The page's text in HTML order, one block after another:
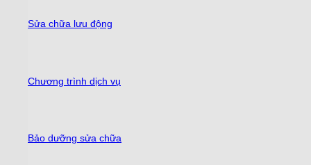
Sửa chữa lưu động
Chương trình dịch vụ
Bảo dưỡng sửa chữa